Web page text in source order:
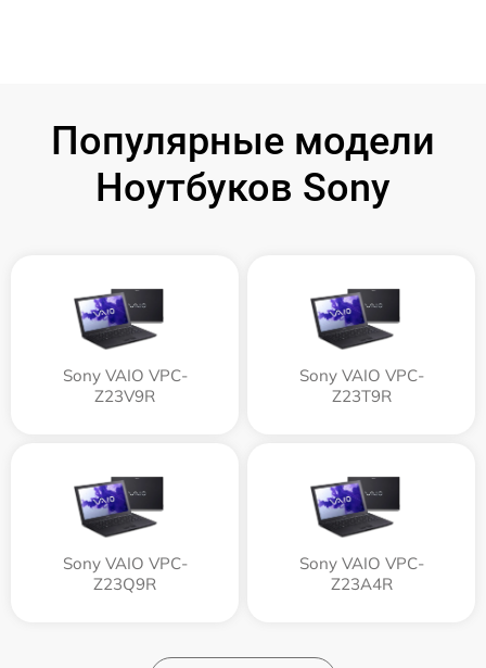
Популярные модели
Ноутбуков Sony
Sony VAIO VPC-
Z23V9R
Sony VAIO VPC-
Z23T9R
Sony VAIO VPC-
Z23Q9R
Sony VAIO VPC-
Z23A4R